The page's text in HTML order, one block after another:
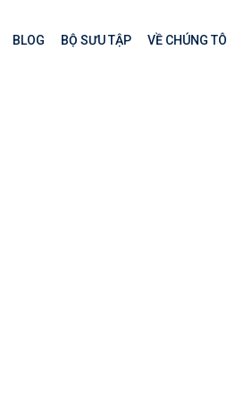
BLOG BỘ SƯU TẬP VỀ CHÚNG TÔI